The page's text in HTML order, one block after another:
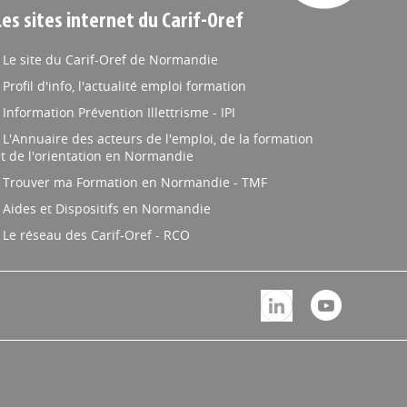
sites internet du Carif-Oref
Le site du Carif-Oref de Normandie
Profil d'info, l'actualité emploi formation
Information Prévention Illettrisme - IPI
L'Annuaire des acteurs de l'emploi, de la formation
de l'orientation en Normandie
Trouver ma Formation en Normandie - TMF
Aides et Dispositifs en Normandie
Le réseau des Carif-Oref - RCO